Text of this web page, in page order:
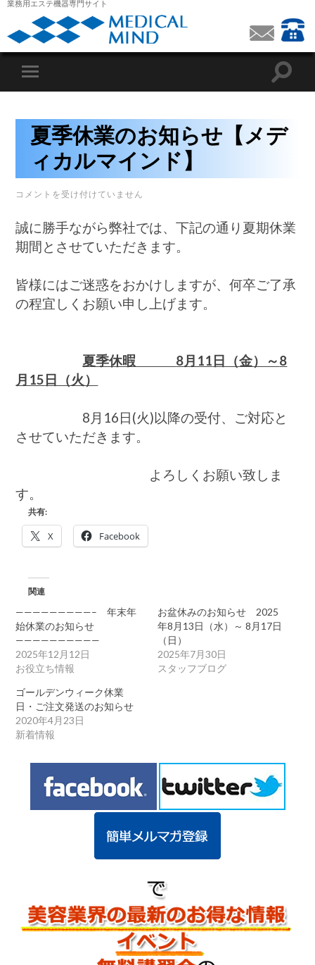
業務用エステ機器専門サイト
夏季休業のお知らせ【メデ
ィカルマインド】
夏
業
の
お
ら
せ
【メ
デ
イ
ン
コメントを受け付けていません
誠に勝手ながら弊社では、下記の通り夏期休業
期間とさせていただきます。
皆様にはご迷惑をおかけしますが、何卒ご了承
の程宜しくお願い申し上げます。
夏季休暇 8月11日（金）～8
月15日（火）
8月16日(火)以降の受付、ご対応と
させていただきます。
よろしくお願い致しま
す。
共有:
X Facebook
関連
—————————– 年末年
始休業のお知らせ
——————————
2025年12月12日
お役立ち情報
お盆休みのお知らせ 2025
年8月13日（水）～ 8月17日
（日）
2025年7月30日
スタッフブログ
ゴールデンウィーク休業
日・ご注文発送のお知らせ
2020年4月23日
新着情報